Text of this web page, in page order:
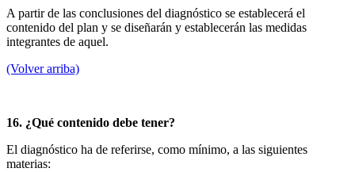
A partir de las conclusiones del diagnóstico se establecerá el
contenido del plan y se diseñarán y establecerán las medidas
integrantes de aquel.
(Volver arriba)
16. ¿Qué contenido debe tener?
El diagnóstico ha de referirse, como mínimo, a las siguientes
materias: